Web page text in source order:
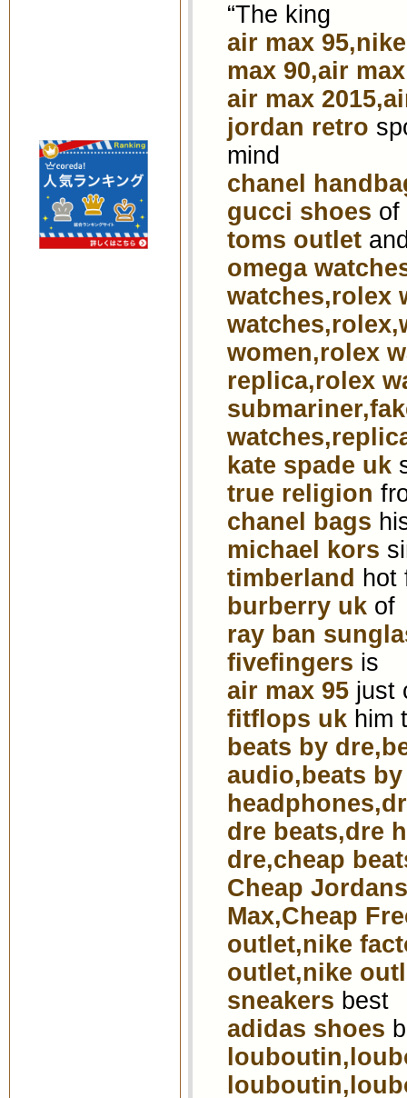
“The king
air max
max 90,air
air max
jordan retro
mind
chanel
gucci shoes of
toms outlet
omega
watches,rolex
women,rolex
replica,rolex
kate spade uk
true religion
chanel bags
michael kors
timberland hot
burberry uk of
ray ban
fivefingers is
air max 95 just
fitflops uk him
beats by
audio,beats
dre beats,dre
dre,cheap
Cheap
Max,Cheap
outlet,nike
outlet,nike
sneakers best
adidas shoes